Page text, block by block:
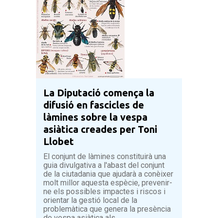
La Diputació comença la
difusió en fascicles de
làmines sobre la vespa
asiàtica creades per Toni
Llobet
El conjunt de làmines constituirà una
guia divulgativa a l'abast del conjunt
de la ciutadania que ajudarà a conèixer
molt millor aquesta espècie, prevenir-
ne els possibles impactes i riscos i
orientar la gestió local de la
problemàtica que genera la presència